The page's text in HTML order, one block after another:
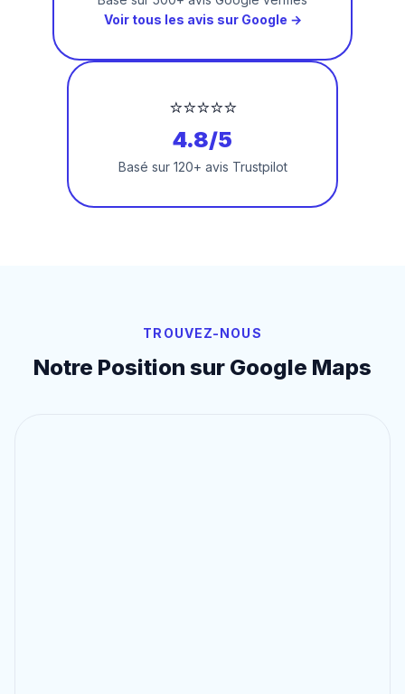
Voir tous les avis sur Google →
⭐⭐⭐⭐⭐
4.8/5
Basé sur 120+ avis Trustpilot
TROUVEZ-NOUS
Notre Position sur Google Maps